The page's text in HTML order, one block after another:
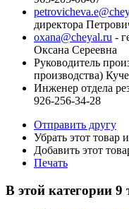
директора
oxana@cheyal.ru -
Оксана Сереевна
Руководитель
производства)
Инженер отдела
926-256-34-28
Отправить другу
Убрать этот товар
Добавить этот
Печать
В этой категории 9